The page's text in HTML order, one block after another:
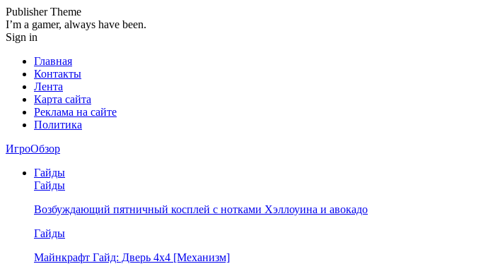
Publisher Theme
I’m a gamer, always have been.
Sign in
Главная
Контакты
Лента
Карта сайта
Реклама на сайте
Политика
ИгроОбзор
Гайды
Гайды
Возбуждающий пятничный косплей с нотками Хэллоуина и авокадо
Гайды
Майнкрафт Гайд: Дверь 4х4 [Механизм]